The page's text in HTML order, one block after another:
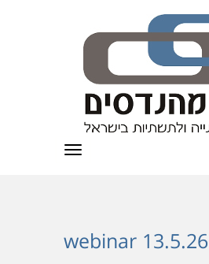
תפריט
webinar 13.5.26